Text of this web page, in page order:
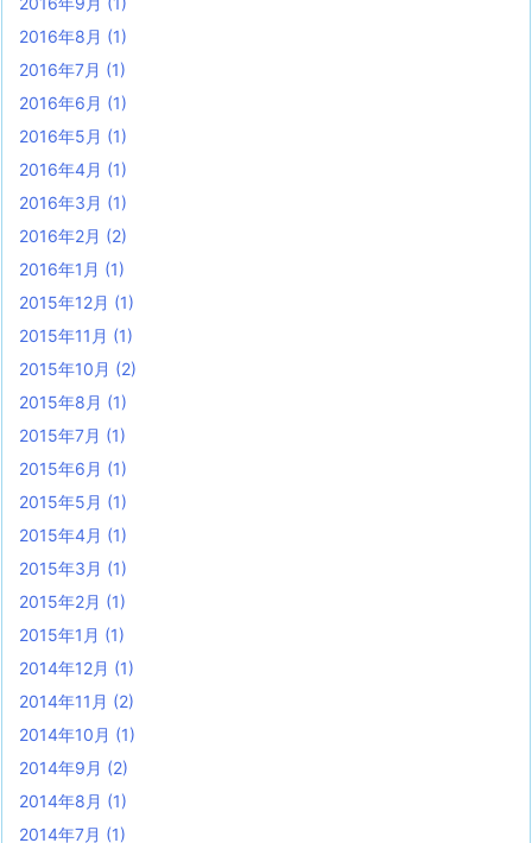
2016年8月 (1)
2016年7月 (1)
2016年6月 (1)
2016年5月 (1)
2016年4月 (1)
2016年3月 (1)
2016年2月 (2)
2016年1月 (1)
2015年12月 (1)
2015年11月 (1)
2015年10月 (2)
2015年8月 (1)
2015年7月 (1)
2015年6月 (1)
2015年5月 (1)
2015年4月 (1)
2015年3月 (1)
2015年2月 (1)
2015年1月 (1)
2014年12月 (1)
2014年11月 (2)
2014年10月 (1)
2014年9月 (2)
2014年8月 (1)
2014年7月 (1)